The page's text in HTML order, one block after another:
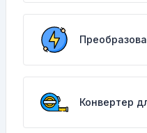
Конвертер